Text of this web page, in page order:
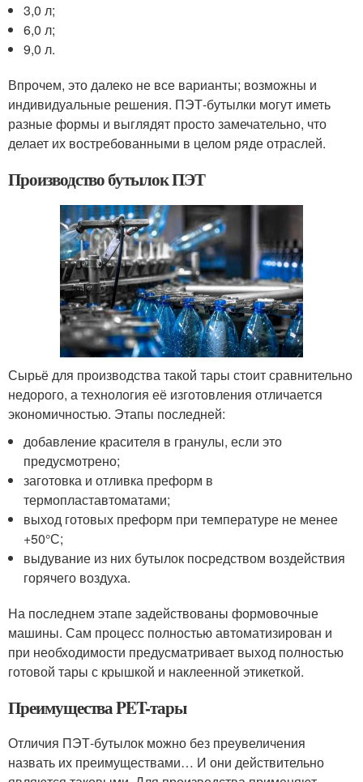
3,0 л;
6,0 л;
9,0 л.
Впрочем, это далеко не все варианты; возможны и
индивидуальные решения. ПЭТ-бутылки могут иметь
разные формы и выглядят просто замечательно, что
делает их востребованными в целом ряде отраслей.
Производство бутылок ПЭТ
Сырьё для производства такой тары стоит сравнительно
недорого, а технология её изготовления отличается
экономичностью. Этапы последней:
добавление красителя в гранулы, если это
предусмотрено;
заготовка и отливка преформ в
термопластавтоматами;
выход готовых преформ при температуре не менее
+50°С;
выдувание из них бутылок посредством воздействия
горячего воздуха.
На последнем этапе задействованы формовочные
машины. Сам процесс полностью автоматизирован и
при необходимости предусматривает выход полностью
готовой тары с крышкой и наклеенной этикеткой.
Преимущества PET-тары
Отличия ПЭТ-бутылок можно без преувеличения
назвать их преимуществами… И они действительно